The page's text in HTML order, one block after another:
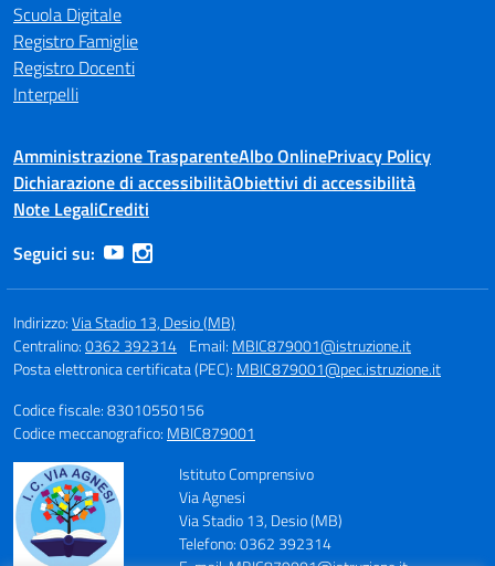
Scuola Digitale
Registro Famiglie
Registro Docenti
Interpelli
Amministrazione TrasparenteAlbo OnlinePrivacy Policy
Dichiarazione di accessibilitàObiettivi di accessibilità
Note LegaliCrediti
Seguici su:
Indirizzo:Via Stadio 13, Desio (MB)
Centralino:0362 392314 Email: MBIC879001@istruzione.it
Posta elettronica certificata (PEC): MBIC879001@pec.istruzione.it
Codice fiscale: 83010550156
Codice meccanografico: MBIC879001
Istituto Comprensivo
Via Agnesi
Via Stadio 13, Desio (MB)
Telefono: 0362 392314